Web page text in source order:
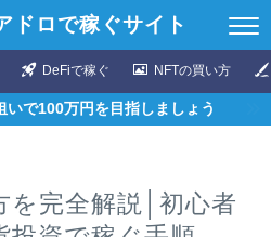
ドロで稼ぐサイト
DeFiで稼ぐ NFTの買い方
いで100万円を目指しましょう
を完全解説│初心者